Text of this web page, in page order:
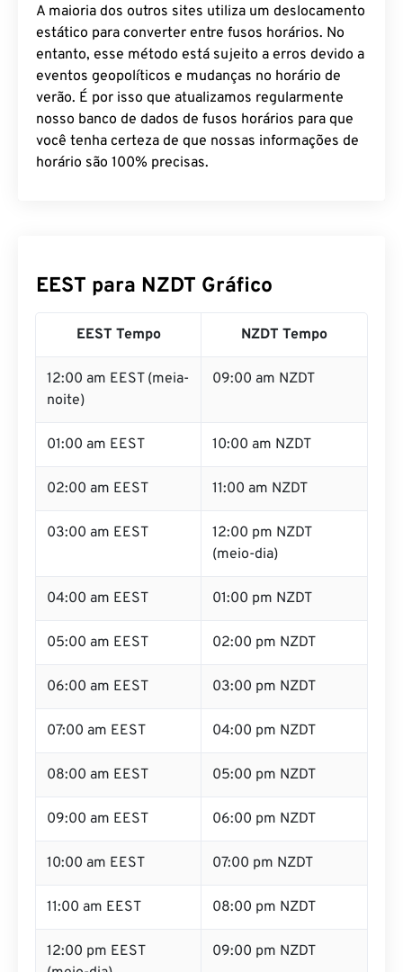
A maioria dos outros sites utiliza um deslocamento
estático para converter entre fusos horários. No
entanto, esse método está sujeito a erros devido a
eventos geopolíticos e mudanças no horário de
verão. É por isso que atualizamos regularmente
nosso banco de dados de fusos horários para que
você tenha certeza de que nossas informações de
horário são 100% precisas.
EEST para NZDT Gráfico
EEST Tempo NZDT Tempo
12:00 am EEST (meia-
noite)
09:00 am NZDT
01:00 am EEST 10:00 am NZDT
02:00 am EEST 11:00 am NZDT
03:00 am EEST
12:00 pm NZDT
(meio-dia)
04:00 am EEST 01:00 pm NZDT
05:00 am EEST 02:00 pm NZDT
06:00 am EEST 03:00 pm NZDT
07:00 am EEST 04:00 pm NZDT
08:00 am EEST 05:00 pm NZDT
09:00 am EEST 06:00 pm NZDT
10:00 am EEST 07:00 pm NZDT
11:00 am EEST 08:00 pm NZDT
12:00 pm EEST
09:00 pm NZDT